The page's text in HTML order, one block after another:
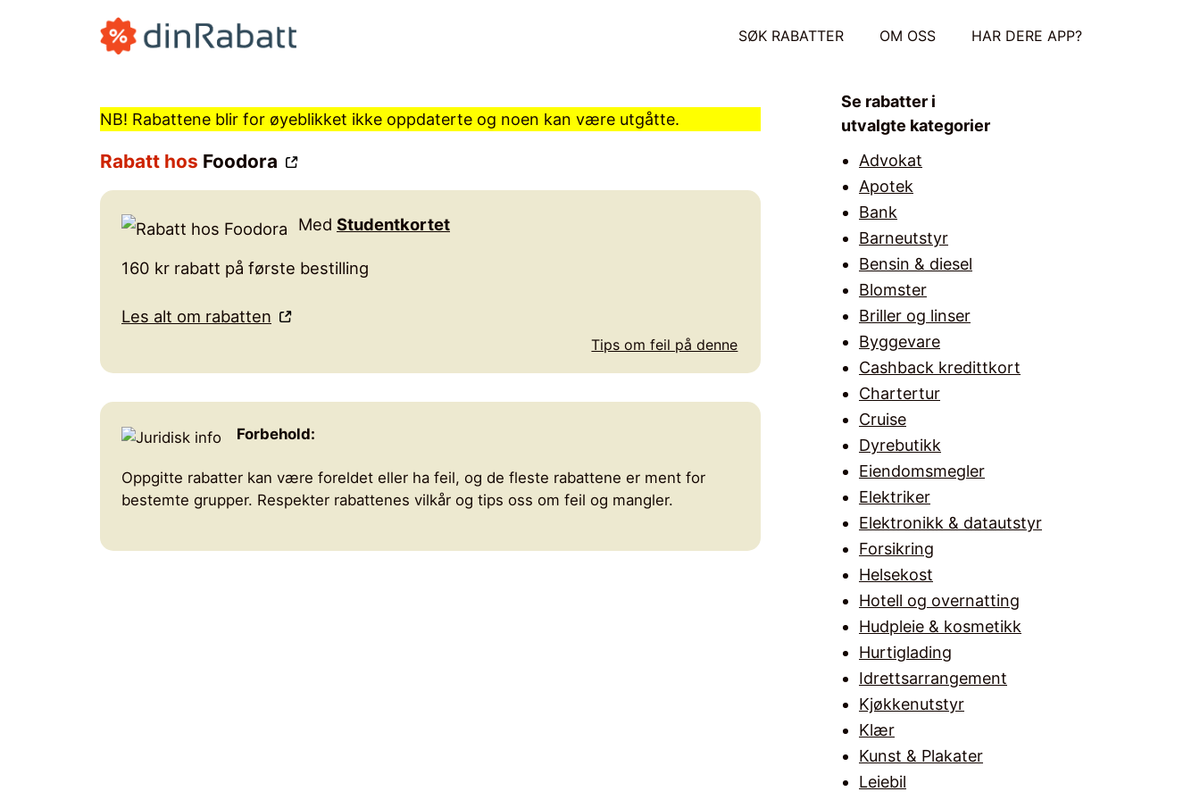
SØK RABATTER OM OSS HAR DERE APP?
NB! Rabattene blir for øyeblikket ikke oppdaterte og noen kan være utgåtte.
Rabatt hos Foodora
Med Studentkortet
160 kr rabatt på første bestilling
Les alt om rabatten
Tips om feil på denne
Forbehold:
Oppgitte rabatter kan være foreldet eller ha feil, og de fleste rabattene er ment for
bestemte grupper. Respekter rabattenes vilkår og tips oss om feil og mangler.
Se rabatter i
utvalgte kategorier
Advokat
Apotek
Bank
Barneutstyr
Bensin & diesel
Blomster
Briller og linser
Byggevare
Cashback kredittkort
Chartertur
Cruise
Dyrebutikk
Eiendomsmegler
Elektriker
Elektronikk & datautstyr
Forsikring
Helsekost
Hotell og overnatting
Hudpleie & kosmetikk
Hurtiglading
Idrettsarrangement
Kjøkkenutstyr
Klær
Kunst & Plakater
Leiebil